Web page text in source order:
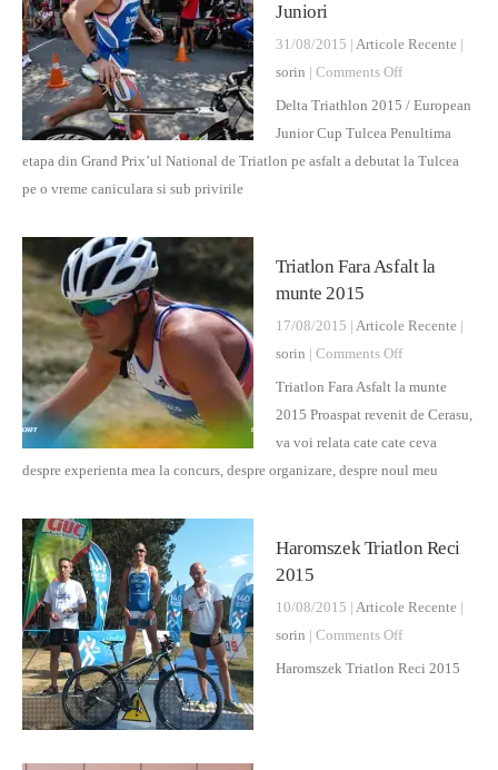
Juniori
31/08/2015 | Articole Recente
sorin
Comments Offon
Delta
Triathlon
2015
de
Delta Triathlon 2015 / European
Junior Cup Tulcea Penultima
etapa din Grand Prix’ul National de Triatlon pe asfalt a debutat la Tulcea
pe o vreme caniculara si sub privirile
Triatlon Fara Asfalt la
munte 2015
17/08/2015 | Articole Recente
sorin
Comments Offon
Triatlon
Fara
la
Triatlon Fara Asfalt la munte
2015 Proaspat revenit de Cerasu,
va voi relata cate cate ceva
despre experienta mea la concurs, despre organizare, despre noul meu
Haromszek Triatlon Reci
2015
10/08/2015 | Articole Recente
sorin
Comments Offon
Haromszek
Haromszek Triatlon Reci 2015